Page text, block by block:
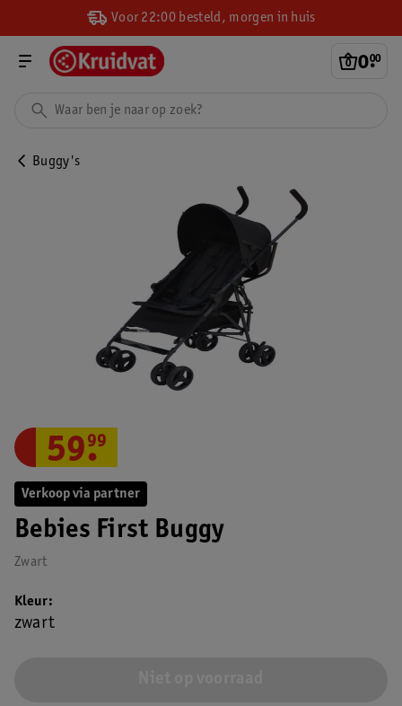
Voor 22:00 besteld, morgen in huis
0.
00
Buggy's
Verkoop via partner
Bebies First Buggy
Zwart
59.
99
Kleur
zwart